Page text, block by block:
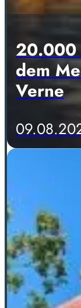
20.000
dem
Verne